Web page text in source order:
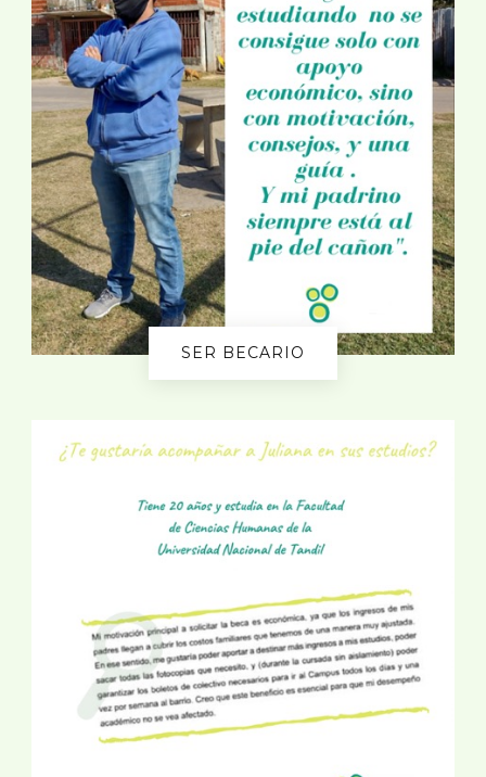
SER BECARIO